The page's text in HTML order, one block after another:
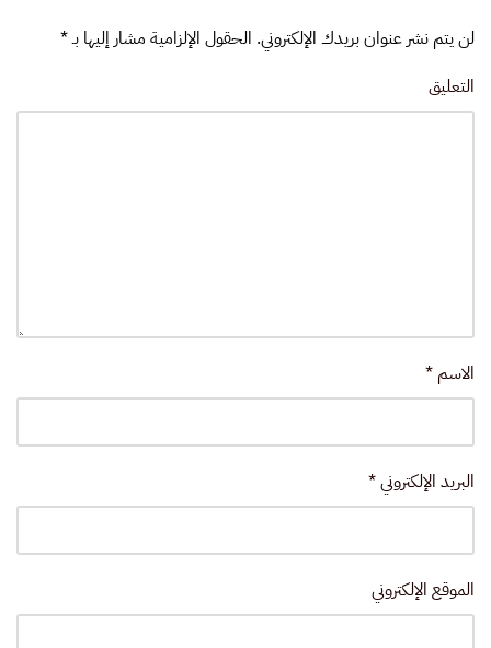
لن يتم نشر عنوان بريدك الإلكتروني. الحقول الإلزامية مشار إليها بـ*
التعليق
الاسم *
البريد الإلكتروني*
الموقع الإلكتروني